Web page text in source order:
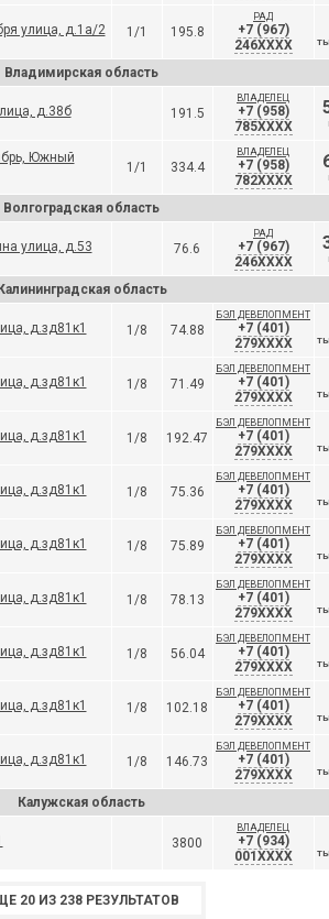
улица, д.1а/2 1/1 195.8
РАД
+7 (967)
246XXXX
Владимирская область
д.38б 191.5
ВЛАДЕЛЕЦ
+7 (958)
785XXXX
Южный
1/1 334.4
ВЛАДЕЛЕЦ
+7 (958)
782XXXX
Волгоградская область
улица, д.53 76.6
РАД
+7 (967)
246XXXX
Калининградская область
д.зд81к1 1/8 74.88
БЭЛ ДЕВЕЛОПМЕНТ
+7 (401)
279XXXX
д.зд81к1 1/8 71.49
БЭЛ ДЕВЕЛОПМЕНТ
+7 (401)
279XXXX
д.зд81к1 1/8 192.47
БЭЛ ДЕВЕЛОПМЕНТ
+7 (401)
279XXXX
д.зд81к1 1/8 75.36
БЭЛ ДЕВЕЛОПМЕНТ
+7 (401)
279XXXX
д.зд81к1 1/8 75.89
БЭЛ ДЕВЕЛОПМЕНТ
+7 (401)
279XXXX
д.зд81к1 1/8 78.13
БЭЛ ДЕВЕЛОПМЕНТ
+7 (401)
279XXXX
д.зд81к1 1/8 56.04
БЭЛ ДЕВЕЛОПМЕНТ
+7 (401)
279XXXX
д.зд81к1 1/8 102.18
БЭЛ ДЕВЕЛОПМЕНТ
+7 (401)
279XXXX
д.зд81к1 1/8 146.73
БЭЛ ДЕВЕЛОПМЕНТ
+7 (401)
279XXXX
Калужская область
3800
ВЛАДЕЛЕЦ
+7 (934)
001XXXX
20 ИЗ 238 РЕЗУЛЬТАТОВ